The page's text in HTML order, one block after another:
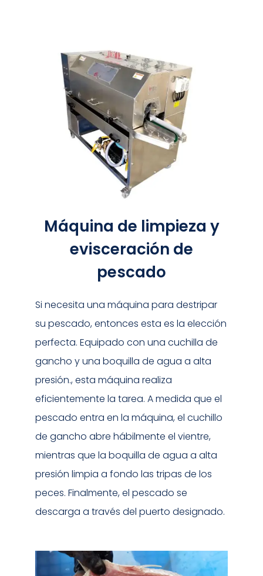
Máquina de limpieza y
evisceración de
pescado
Si necesita una máquina para destripar
su pescado, entonces esta es la elección
perfecta. Equipado con una cuchilla de
gancho y una boquilla de agua a alta
presión., esta máquina realiza
eficientemente la tarea. A medida que el
pescado entra en la máquina, el cuchillo
de gancho abre hábilmente el vientre,
mientras que la boquilla de agua a alta
presión limpia a fondo las tripas de los
peces. Finalmente, el pescado se
descarga a través del puerto designado.